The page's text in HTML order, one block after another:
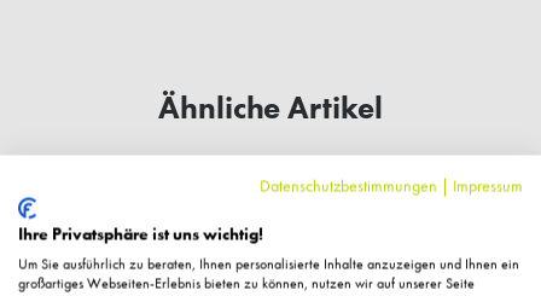
Ähnliche Artikel
Datenschutzbestimmungen | Impressum
Ihre Privatsphäre ist uns wichtig!
Um Sie ausführlich zu beraten, Ihnen personalisierte Inhalte anzuzeigen und Ihnen ein
großartiges Webseiten-Erlebnis bieten zu können, nutzen wir auf unserer Seite